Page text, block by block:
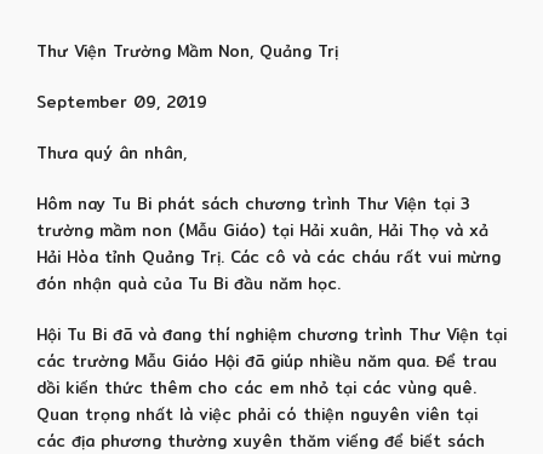
Thư Viện Trường Mầm Non, Quảng Trị
September 09, 2019
Thưa quý ân nhân,
Hôm nay Tu Bi phát sách chương trình Thư Viện tại 3
trường mầm non (Mẫu Giáo) tại Hải xuân, Hải Thọ và xả
Hải Hòa tỉnh Quảng Trị. Các cô và các cháu rất vui mừng
đón nhận quà của Tu Bi đầu năm học.
Hội Tu Bi đã và đang thí nghiệm chương trình Thư Viện tại
các trường Mẫu Giáo Hội đã giúp nhiều năm qua. Để trau
dồi kiến thức thêm cho các em nhỏ tại các vùng quê.
Quan trọng nhất là việc phải có thiện nguyên viên tại
các địa phương thường xuyên thăm viếng để biết sách